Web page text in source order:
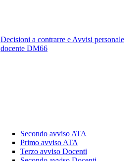
Decisioni a contrarre e Avvisi personale
docente DM66
Secondo avviso ATA
Primo avviso ATA
Terzo avviso Docenti